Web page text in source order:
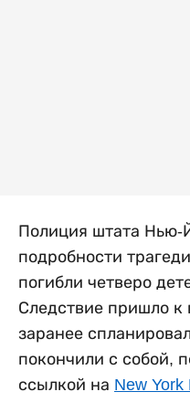
Полиция штата Нью-
подробности
погибли четверо
Следствие пришло
заранее
покончили с собой,
ссылкой на New York